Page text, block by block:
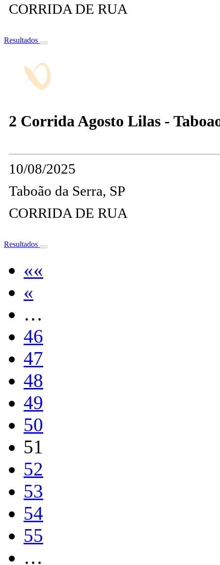
CORRIDA DE RUA
Resultados
2 Corrida Agosto Lilas -
10/08/2025
Taboão da Serra, SP
CORRIDA DE RUA
Resultados
««
«
…
46
47
48
49
50
51
52
53
54
55
…